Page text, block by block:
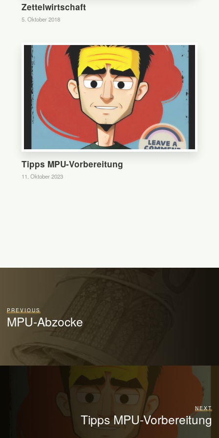
Zettelwirtschaft
5. Oktober 2018
Tipps MPU-Vorbereitung
11. Oktober 2023
PREVIOUS
MPU-Abzocke
NEXT
Tipps MPU-Vorbereitung